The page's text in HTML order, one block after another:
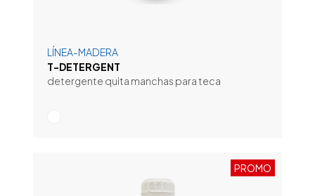
LÍNEA-MADERA
T-DETERGENT
detergente quita manchas para teca
PROMO